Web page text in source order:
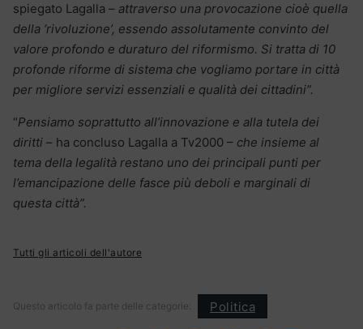
spiegato Lagalla – attraverso una provocazione cioè quella
della ‘rivoluzione’, essendo assolutamente convinto del
valore profondo e duraturo del riformismo. Si tratta di 10
profonde riforme di sistema che vogliamo portare in città
per migliore servizi essenziali e qualità dei cittadini”.
“Pensiamo soprattutto all’innovazione e alla tutela dei
diritti – ha concluso Lagalla a Tv2000 – che insieme al
tema della legalità restano uno dei principali punti per
l’emancipazione delle fasce più deboli e marginali di
questa città”.
Tutti gli articoli dell'autore
Questo articolo fa parte delle categorie: Politica